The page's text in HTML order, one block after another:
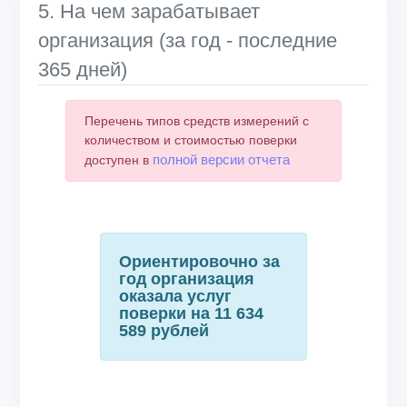
5. На чем зарабатывает
организация (за год - последние
365 дней)
Перечень типов средств измерений с
количеством и стоимостью поверки
доступен в полной версии отчета
Ориентировочно за
год организация
оказала услуг
поверки на 11 634
589 рублей